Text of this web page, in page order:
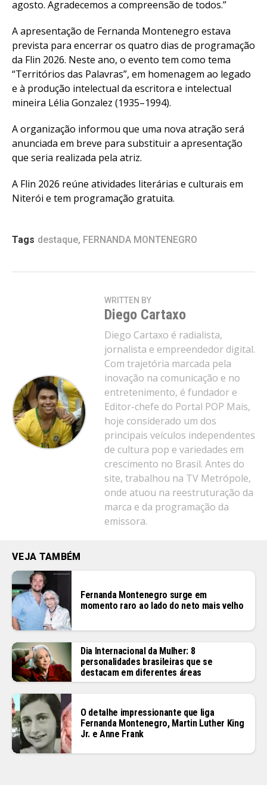
agosto. Agradecemos a compreensão de todos.”
A apresentação de Fernanda Montenegro estava
prevista para encerrar os quatro dias de programação
da Flin 2026. Neste ano, o evento tem como tema
“Territórios das Palavras”, em homenagem ao legado
e à produção intelectual da escritora e intelectual
mineira Lélia Gonzalez (1935–1994).
A organização informou que uma nova atração será
anunciada em breve para substituir a apresentação
que seria realizada pela atriz.
A Flin 2026 reúne atividades literárias e culturais em
Niterói e tem programação gratuita.
Tags destaque, FERNANDA MONTENEGRO
WRITTEN BY
Diego Cartaxo
Diego Cartaxo é radialista,
jornalista e empreendedor digital.
Com trajetória marcada pela
inovação na comunicação e no
entretenimento, é fundador e
Editor-chefe do Portal POP Mais,
hoje considerado um dos
principais veículos independentes
de cultura pop e variedades em
crescimento no Brasil. Antes do
site, trabalhou na TV Metrópole,
onde atuou na reestruturação da
marca e da programação da
emissora.
VEJA TAMBÉM
Fernanda Montenegro surge em
momento raro ao lado do neto mais velho
Dia Internacional da Mulher: 8
personalidades brasileiras que se
destacam em diferentes áreas
O detalhe impressionante que liga
Fernanda Montenegro, Martin Luther King
Jr. e Anne Frank